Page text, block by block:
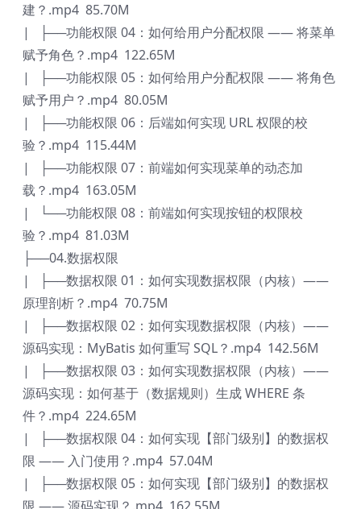
建？.mp4 85.70M
| ├──功能权限 04：如何给用户分配权限 —— 将菜单
赋予角色？.mp4 122.65M
| ├──功能权限 05：如何给用户分配权限 —— 将角色
赋予用户？.mp4 80.05M
| ├──功能权限 06：后端如何实现 URL 权限的校
验？.mp4 115.44M
| ├──功能权限 07：前端如何实现菜单的动态加
载？.mp4 163.05M
| └──功能权限 08：前端如何实现按钮的权限校
验？.mp4 81.03M
├──04.数据权限
| ├──数据权限 01：如何实现数据权限（内核）——
原理剖析？.mp4 70.75M
| ├──数据权限 02：如何实现数据权限（内核）——
源码实现：MyBatis 如何重写 SQL？.mp4 142.56M
| ├──数据权限 03：如何实现数据权限（内核）——
源码实现：如何基于（数据规则）生成 WHERE 条
件？.mp4 224.65M
| ├──数据权限 04：如何实现【部门级别】的数据权
限 —— 入门使用？.mp4 57.04M
| ├──数据权限 05：如何实现【部门级别】的数据权